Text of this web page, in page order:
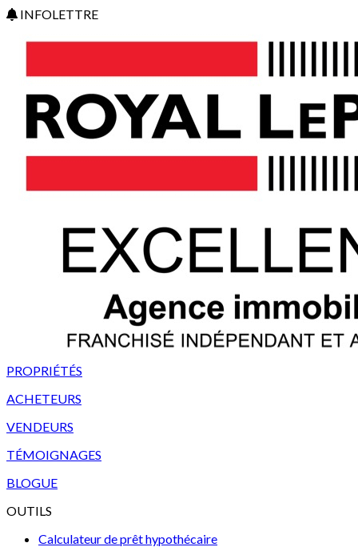
INFOLETTRE
PROPRIÉTÉS
ACHETEURS
VENDEURS
TÉMOIGNAGES
BLOGUE
OUTILS
Calculateur de prêt hypothécaire